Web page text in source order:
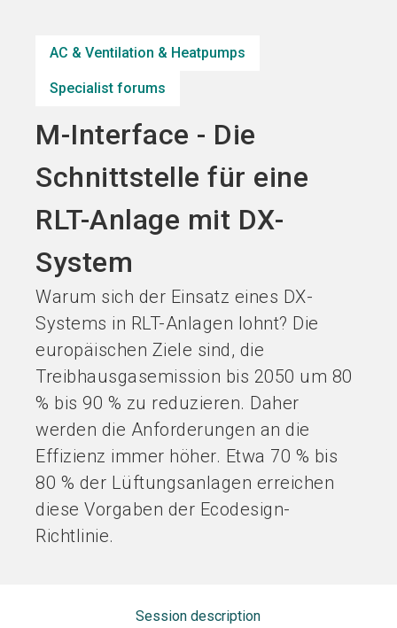
AC & Ventilation & Heatpumps
Specialist forums
M-Interface - Die
Schnittstelle für eine
RLT-Anlage mit DX-
System
Warum sich der Einsatz eines DX-
Systems in RLT-Anlagen lohnt? Die
europäischen Ziele sind, die
Treibhausgasemission bis 2050 um 80
% bis 90 % zu reduzieren. Daher
werden die Anforderungen an die
Effizienz immer höher. Etwa 70 % bis
80 % der Lüftungsanlagen erreichen
diese Vorgaben der Ecodesign-
Richtlinie.
Session description